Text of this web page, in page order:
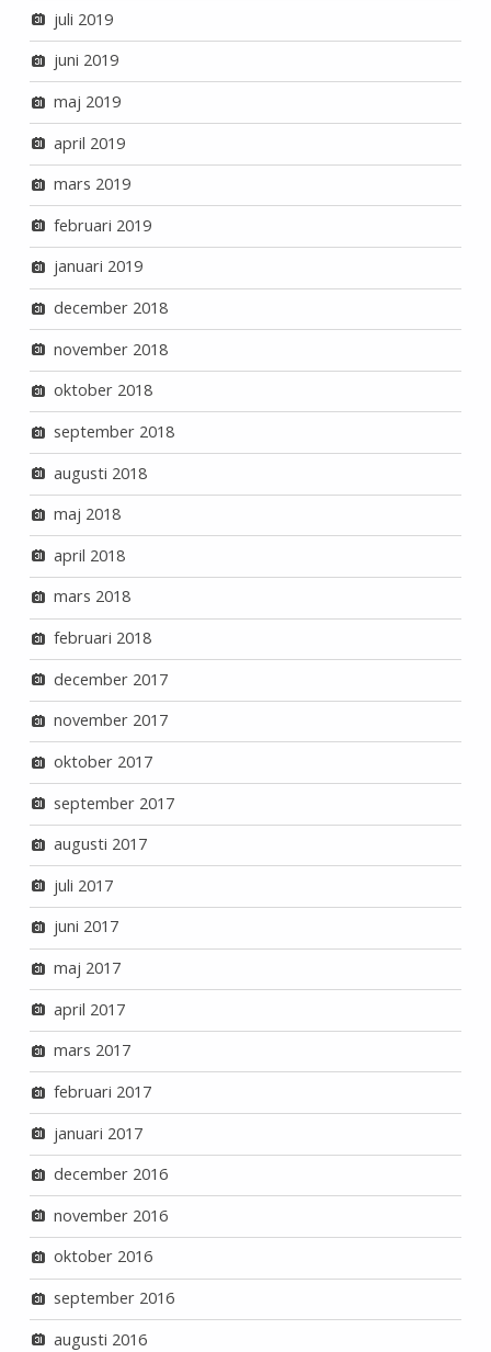
juli 2019
juni 2019
maj 2019
april 2019
mars 2019
februari 2019
januari 2019
december 2018
november 2018
oktober 2018
september 2018
augusti 2018
maj 2018
april 2018
mars 2018
februari 2018
december 2017
november 2017
oktober 2017
september 2017
augusti 2017
juli 2017
juni 2017
maj 2017
april 2017
mars 2017
februari 2017
januari 2017
december 2016
november 2016
oktober 2016
september 2016
augusti 2016